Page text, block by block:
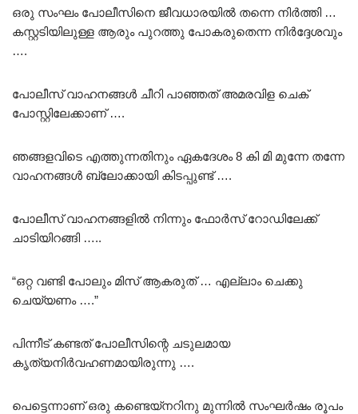
ഒരു സംഘം പോലീസിനെ ജീവധാരയിൽ തന്നെ നിർത്തി …
കസ്റ്റടിയിലുള്ള ആരും പുറത്തു പോകരുതെന്ന നിർദ്ദേശവും
….
പോലീസ് വാഹനങ്ങൾ ചീറി പാഞ്ഞത് അമരവിള ചെക്
പോസ്റ്റിലേക്കാണ്‌ ….
ഞങ്ങളവിടെ എത്തുന്നതിനും ഏകദേശം 8 കി മി മുന്നേ തന്നേ
വാഹനങ്ങൾ ബ്ലോക്കായി കിടപ്പുണ്ട് ….
പോലീസ് വാഹനങ്ങളിൽ നിന്നും ഫോർസ് റോഡിലേക്ക്
ചാടിയിറങ്ങി …..
“ഒറ്റ വണ്ടി പോലും മിസ് ആകരുത് … എല്ലാം ചെക്കു
ചെയ്യണം ….”
പിന്നീട് കണ്ടത് പോലീസിന്റെ ചടുലമായ
കൃത്യനിർവഹണമായിരുന്നു ….
പെട്ടെന്നാണ് ഒരു കണ്ടെയ്നറിനു മുന്നിൽ സംഘർഷം രൂപം